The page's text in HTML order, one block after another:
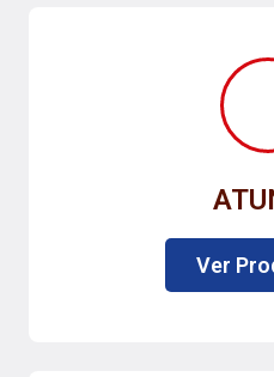
Ver